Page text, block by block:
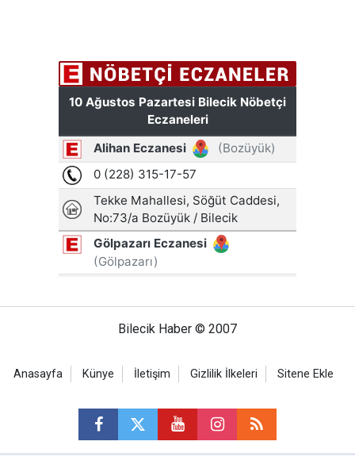
Bilecik Haber © 2007
Anasayfa Künye İletişim Gizlilik İlkeleri Sitene Ekle